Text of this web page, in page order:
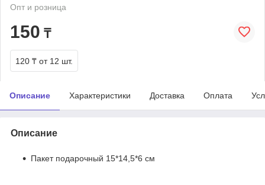
Опт и розница
150 ₸
120 ₸ от 12 шт.
Описание Характеристики Доставка Оплата
Описание
Пакет подарочный 15*14,5*6 см